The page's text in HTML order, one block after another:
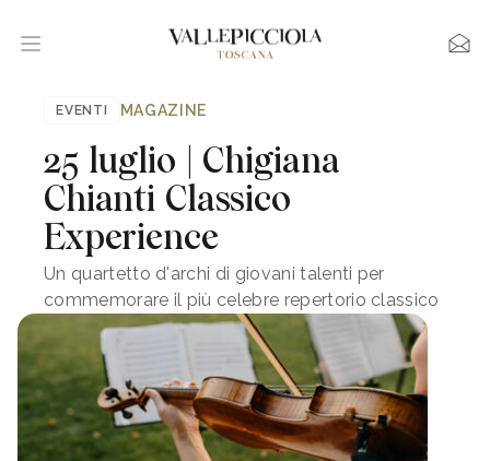
EVENTI MAGAZINE
25 luglio | Chigiana
Chianti Classico
Experience
Un quartetto d'archi di giovani talenti per
commemorare il più celebre repertorio classico